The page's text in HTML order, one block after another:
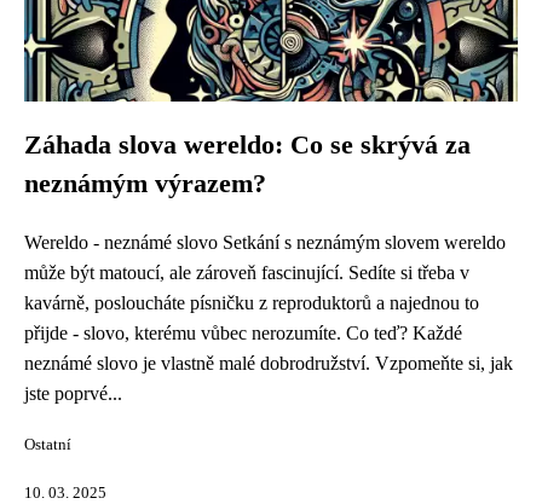
Záhada slova wereldo: Co se skrývá za
neznámým výrazem?
Wereldo - neznámé slovo Setkání s neznámým slovem wereldo
může být matoucí, ale zároveň fascinující. Sedíte si třeba v
kavárně, posloucháte písničku z reproduktorů a najednou to
přijde - slovo, kterému vůbec nerozumíte. Co teď? Každé
neznámé slovo je vlastně malé dobrodružství. Vzpomeňte si, jak
jste poprvé...
Ostatní
10. 03. 2025